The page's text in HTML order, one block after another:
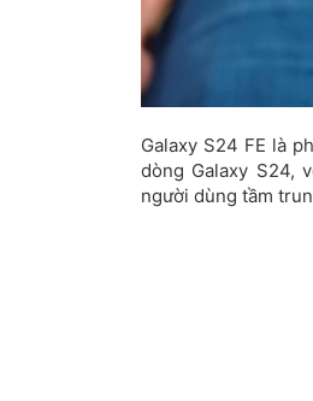
Galaxy S24 FE là
dòng Galaxy S24,
người dùng tầm